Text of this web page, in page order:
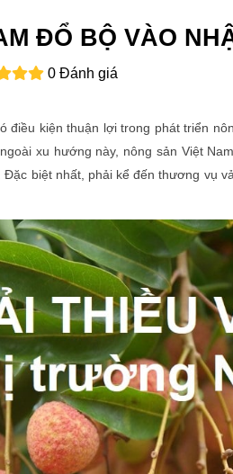
ĐỔ BỘ VÀO
0 Đánh giá
kiện thuận lợi trong phát triển
xu hướng này, nông sản Việt
biệt nhất, phải kể đến thương vụ